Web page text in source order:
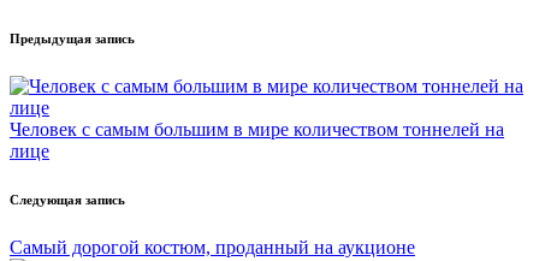
Навигация
записи
Предыдущая запись
Человек с самым большим в мире количеством тоннелей на
лице
Следующая запись
Самый дорогой костюм, проданный на аукционе